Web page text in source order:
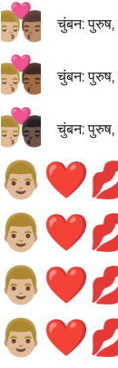
👨🏼‍❤️‍💋‍👨🏽 चुंबन: पुरुष,
👨🏼‍❤️‍💋‍👨🏾 चुंबन: पुरुष,
👨🏼‍❤️‍💋‍👨🏿 चुंबन: पुरुष,